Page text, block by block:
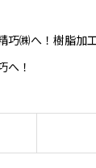
巧㈱へ！樹脂加
へ！